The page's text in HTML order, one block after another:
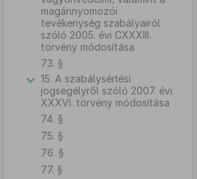
magánnyomozói
tevékenység szabályairól
szóló 2005. évi CXXXIII.
törvény módosítása
73. §
15. A szabálysértési
jogsegélyről szóló 2007. évi
XXXVI. törvény módosítása
74. §
75. §
76. §
77. §